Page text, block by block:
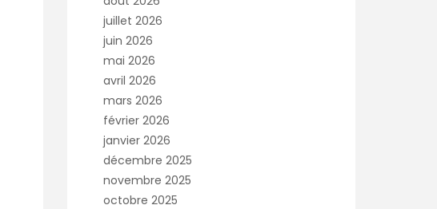
juillet 2026
juin 2026
mai 2026
avril 2026
mars 2026
février 2026
janvier 2026
décembre 2025
novembre 2025
octobre 2025